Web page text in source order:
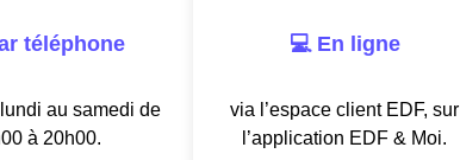
téléphone
au samedi de
à 20h00.
💻 En ligne
via l’espace client EDF, sur
l’application EDF & Moi.